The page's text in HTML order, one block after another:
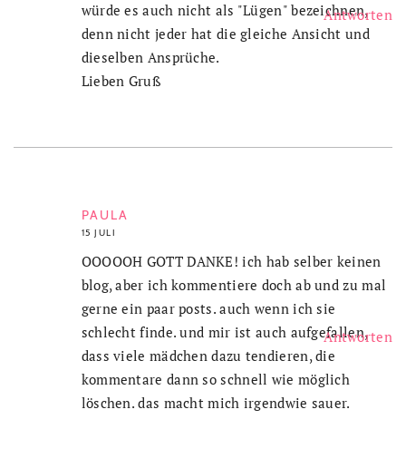
würde es auch nicht als "Lügen" bezeichnen,
denn nicht jeder hat die gleiche Ansicht und
dieselben Ansprüche.
Lieben Gruß
PAULA
15 JULI
Antworten
OOOOOH GOTT DANKE! ich hab selber keinen
blog, aber ich kommentiere doch ab und zu mal
gerne ein paar posts. auch wenn ich sie
schlecht finde. und mir ist auch aufgefallen,
dass viele mädchen dazu tendieren, die
kommentare dann so schnell wie möglich
löschen. das macht mich irgendwie sauer.
Antworten